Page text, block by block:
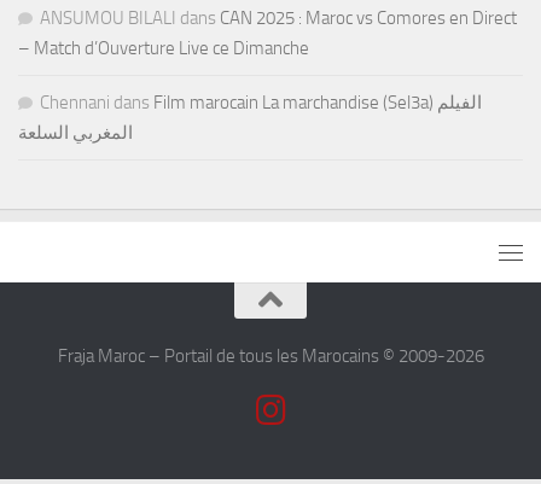
ANSUMOU BILALI dans CAN 2025 : Maroc vs Comores en Direct
– Match d’Ouverture Live ce Dimanche
Chennani dans Film marocain La marchandise (Sel3a) الفيلم
المغربي السلعة
Fraja Maroc – Portail de tous les Marocains © 2009-2026